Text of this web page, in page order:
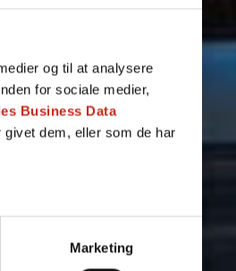
og til at analysere
for sociale medier,
Business Data
dem, eller som de har
Marketing
(max 5)